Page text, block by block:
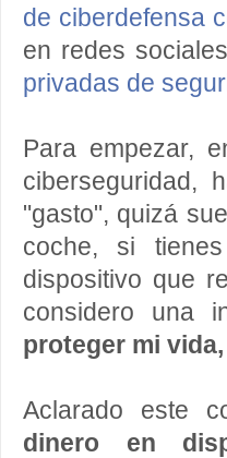
de ciberdefensa
en redes
privadas de
Para empezar,
ciberseguridad,
"gasto", quizá
coche, si
dispositivo que
considero una
proteger mi
Aclarado este
dinero en